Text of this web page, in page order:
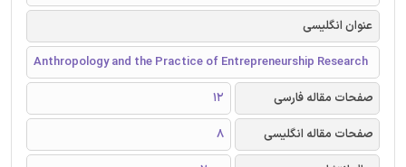
عنوان انگلیسی
Anthropology and the Practice of Entrepreneurship Research
صفحات مقاله فارسی
12
صفحات مقاله انگلیسی
8